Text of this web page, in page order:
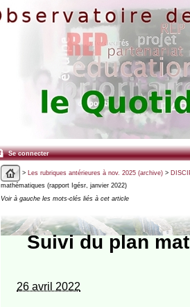
Se connecter
> Les rubriques antérieures à nov. 2025 (archive)>
mathématiques (rapport Igésr, janvier 2022)
Voir à gauche les mots-clés liés à cet article
Suivi du plan
26 avril 2022